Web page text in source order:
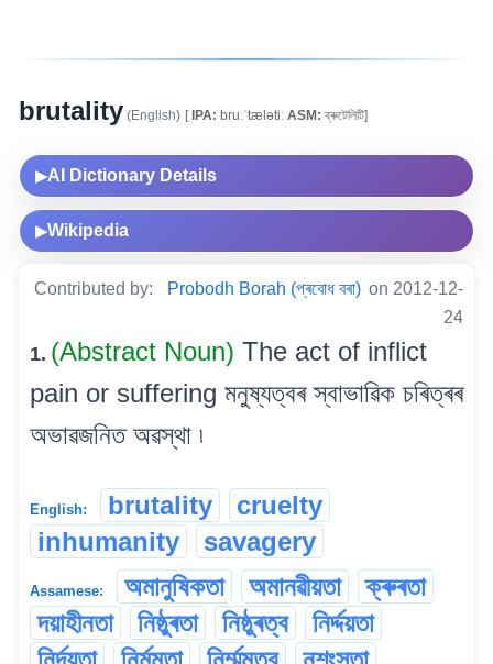
brutality (English) [IPA: bruːˈtælətiː ASM: ব্ৰুটেলিটি]
▶AI Dictionary Details
▶Wikipedia
Contributed by: Probodh Borah (প্ৰবোধ বৰা) on 2012-12-
24
1. (Abstract Noun) The act of inflict
pain or suffering মনুষ্যত্বৰ স্বাভাৱিক চৰিত্ৰৰ
অভাৱজনিত অৱস্থা ৷
English: brutality
cruelty
inhumanity
savagery
Assamese: অমানুষিকতা অমানৱীয়তা
ক্ৰুৰতা
দয়াহীনতা
নিষ্ঠুৰতা নিষ্ঠুৰত্ব
নিৰ্দ্দয়তা